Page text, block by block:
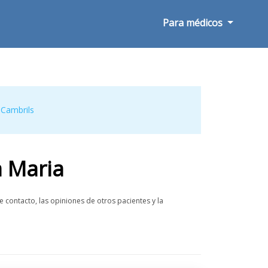
Para médicos
Cambrils
Maria
contacto, las opiniones de otros pacientes y la